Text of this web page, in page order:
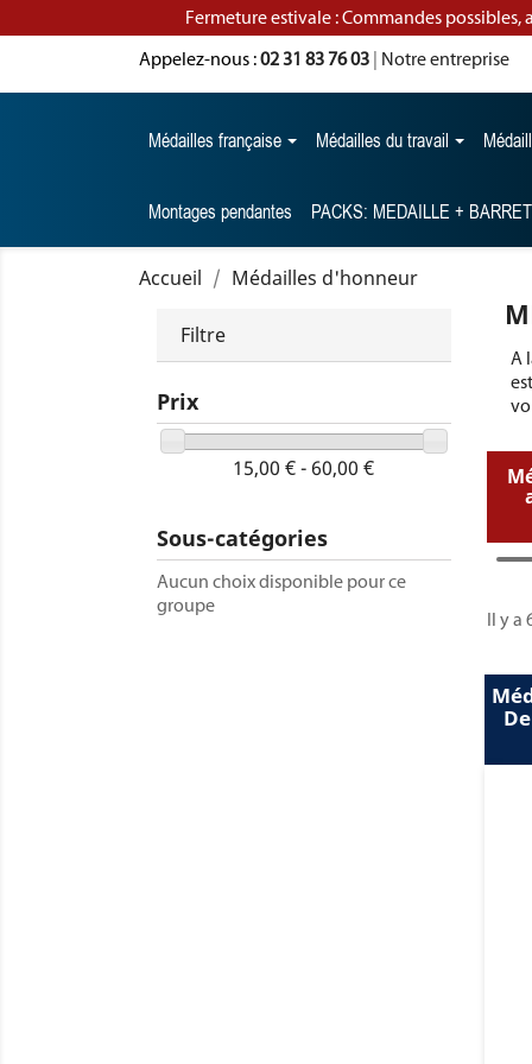
Fermeture estivale : Commandes
Appelez-nous :02 31 83 76 03 | Notre entreprise
Médailles française Médailles du travail
Montages pendantes PACKS: MEDAILLE +
Accueil Médailles d'honneur
Filtre
Prix
15,00 € - 60,00 €
Sous-catégories
Aucun choix disponible pour ce
groupe
A
Il y a